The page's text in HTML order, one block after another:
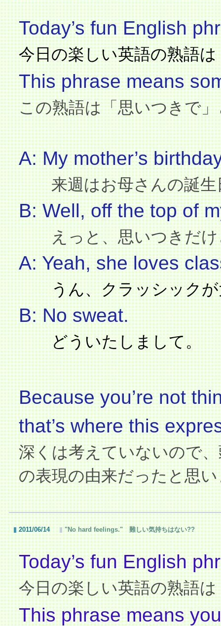
Today’s fun English
今日の楽しい英語の熟語
This phrase means
この熟語は「思いつきで
A: My mother’s
来週はお母さんの誕生
B: Well, off the top of
えっと、思いつきだけ
A: Yeah, she loves
うん、クラッシックが
B: No sweat.
どういたしまして。
Because you’re not
that’s where this
深くは考えていないので
の表現の由来だったと思
2011/06/14 "No hard feelings." 難しい気持ちはない??
Today’s fun English
今日の楽しい英語の熟語
This phrase means